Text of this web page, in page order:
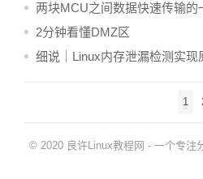
两块MCU之间数据快速传输的
2分钟看懂DMZ区
细说｜Linux内存泄漏检测实现
航
1
© 2020 良许Linux教程网 - 一个专注